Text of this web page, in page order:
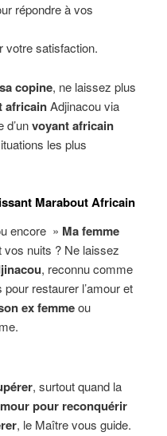
répondre à vos
votre satisfaction.
copine, ne laissez plus
africainAdjinacou via
d’unvoyant africain
les plus
Marabout Africain
encore » Ma femme
vos nuits ? Ne laissez
, reconnu comme
restaurer l’amour et
ex femmeou
, surtout quand la
pour reconquérir
, le Maître vous guide.